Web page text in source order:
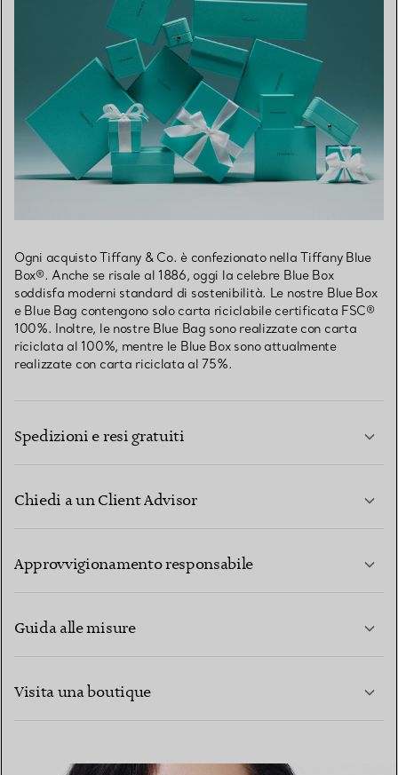
Ogni acquisto Tiffany & Co. è confezionato nella Tiffany Blue
Box®. Anche se risale al 1886, oggi la celebre Blue Box
soddisfa moderni standard di sostenibilità. Le nostre Blue Box
e Blue Bag contengono solo carta riciclabile certificata FSC®
100%. Inoltre, le nostre Blue Bag sono realizzate con carta
riciclata al 100%, mentre le Blue Box sono attualmente
realizzate con carta riciclata al 75%.
Spedizioni e resi gratuiti
Chiedi a un Client Advisor
Approvvigionamento responsabile
Guida alle misure
Visita una boutique